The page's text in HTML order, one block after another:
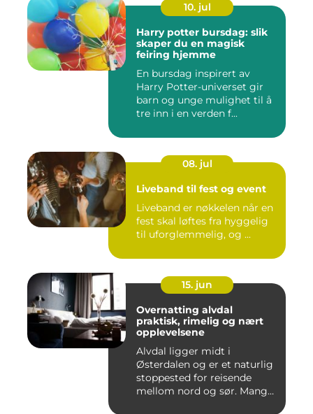
10. jul
Harry potter bursdag: slik
skaper du en magisk
feiring hjemme
En bursdag inspirert av
Harry Potter-universet gir
barn og unge mulighet til å
tre inn i en verden f...
08. jul
Liveband til fest og event
Liveband er nøkkelen når en
fest skal løftes fra hyggelig
til uforglemmelig, og ...
15. jun
Overnatting alvdal
praktisk, rimelig og nært
opplevelsene
Alvdal ligger midt i
Østerdalen og er et naturlig
stoppested for reisende
mellom nord og sør. Mange